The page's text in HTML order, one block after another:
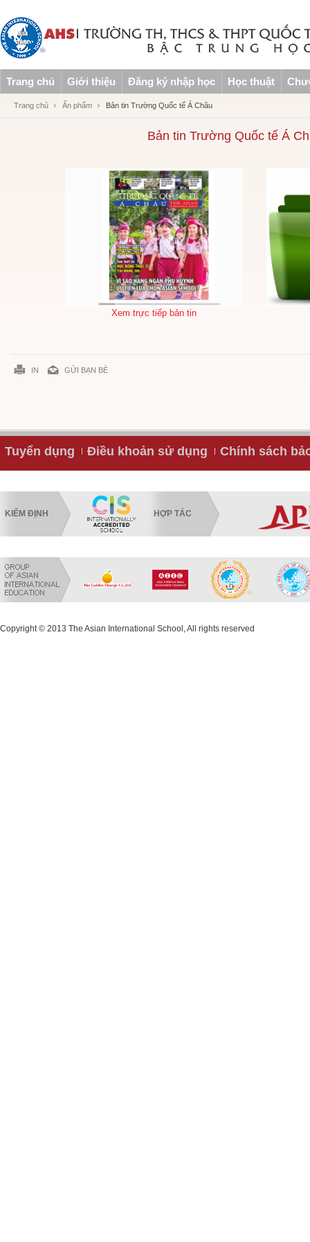
Trang chủ Giới thiệu Đăng ký nhập học Học thuật
Trang chủ Ấn phẩm Bản tin Trường Quốc tế Á Châu
Bản tin Trường Quốc tế Á
Xem trực tiếp bản tin
IN GỬI BẠN BÈ
Tuyển dụng Điều khoản sử dụng Chính sách
KIỂM ĐỊNH HỢP TÁC
Copyright © 2013 The Asian International School, All rights reserved